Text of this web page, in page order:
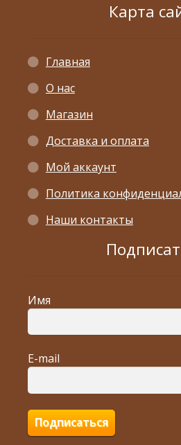
Карта
Главная
О нас
Магазин
Доставка и оплата
Мой аккаунт
Политика
Наши контакты
Имя
E-mail